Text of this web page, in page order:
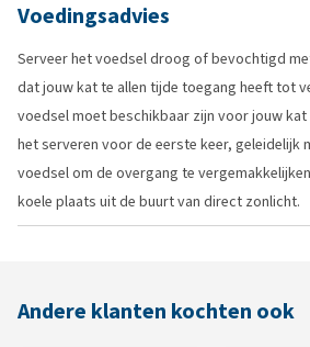
Voedingsadvies
Serveer het voedsel droog of bevochtigd
dat jouw kat te allen tijde toegang heeft tot
voedsel moet beschikbaar zijn voor jouw kat
het serveren voor de eerste keer, geleidelijk
voedsel om de overgang te
koele plaats uit de buurt van direct zonlicht.
Andere klanten kochten ook